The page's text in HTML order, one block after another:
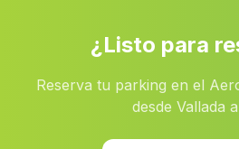
Planes(Alicante)
Xirivella(Valencia)
¿Listo para
Reserva tu parking en el
desde Vallada